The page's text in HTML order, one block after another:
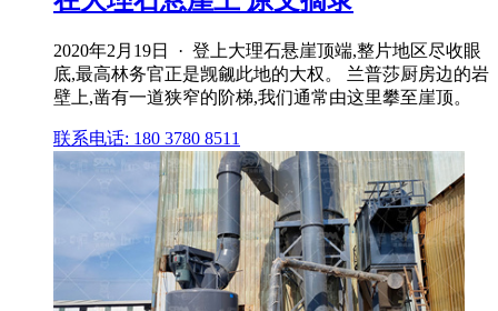
2020年2月19日 · 登上大理石悬崖顶端,整片地区尽收眼
底,最高林务官正是觊觎此地的大权。 兰普莎厨房边的岩
壁上,凿有一道狭窄的阶梯,我们通常由这里攀至崖顶。
联系电话: 180 3780 8511